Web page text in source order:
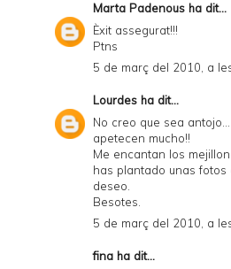
Marta Padenous ha dit...
Èxit assegurat!!!
Ptns
5 de març del 2010, a
Lourdes ha dit...
No creo que sea antojo...
apetecen mucho!!
Me encantan los
has plantado unas fotos
deseo.
Besotes.
5 de març del 2010, a
fina ha dit...